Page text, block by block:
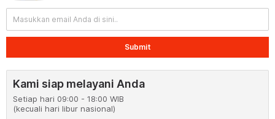
Submit
Kami siap melayani Anda
Setiap hari 09:00 - 18:00 WIB
(kecuali hari libur nasional)